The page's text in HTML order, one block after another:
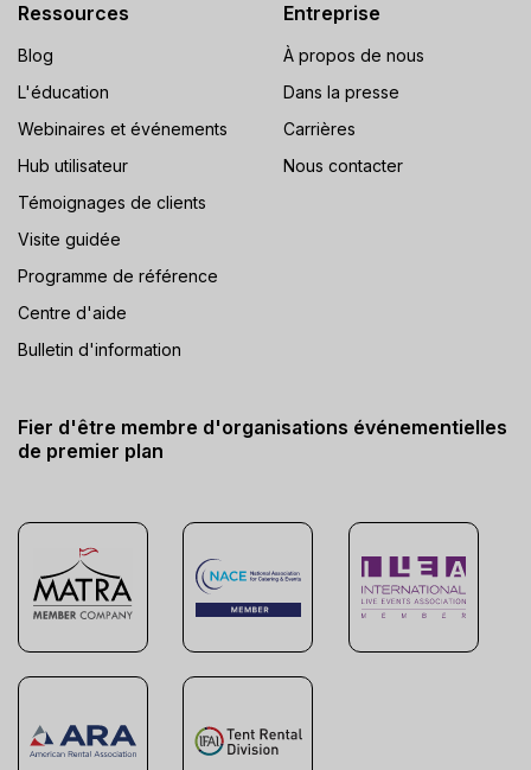
Ressources
Blog
L'éducation
Webinaires et événements
Hub utilisateur
Témoignages de clients
Visite guidée
Programme de référence
Centre d'aide
Bulletin d'information
Entreprise
À propos de nous
Dans la presse
Carrières
Nous contacter
Fier d'être membre d'organisations événementielles
de premier plan